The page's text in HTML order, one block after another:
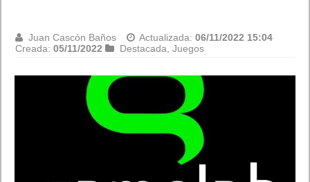
Juan Cascón Baños Actualizada:06/11/2022 15:04
Creada:05/11/2022 Destacada ,Juegos